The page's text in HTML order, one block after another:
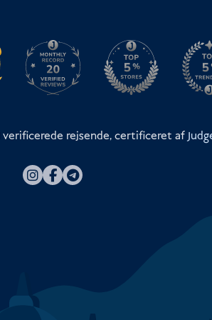
verificerede rejsende, certificeret af